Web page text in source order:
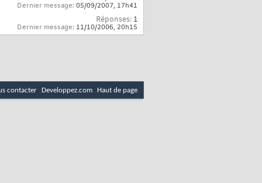
Dernier message: 05/09/2007, 17h41
Réponses: 1
Dernier message: 11/10/2006, 20h15
contacter Developpez.com Haut de page